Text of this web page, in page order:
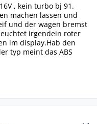
, kein turbo bj 91.
machen lassen und
und der wagen bremst
irgendein roter
im display.Hab den
typ meint das ABS